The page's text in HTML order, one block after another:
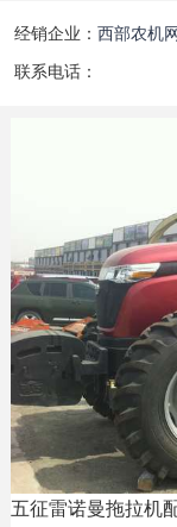
经销企业： 西部农机网
联系电话：
五征雷诺曼拖拉机